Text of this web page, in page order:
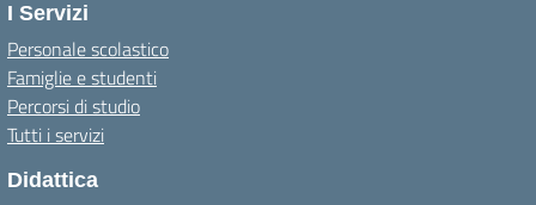
I Servizi
Personale scolastico
Famiglie e studenti
Percorsi di studio
Tutti i servizi
Didattica